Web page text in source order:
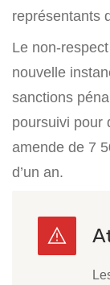
représentants
Le non-
nouvelle
sanctions
poursuivi pour
amende de 7
d’un an.